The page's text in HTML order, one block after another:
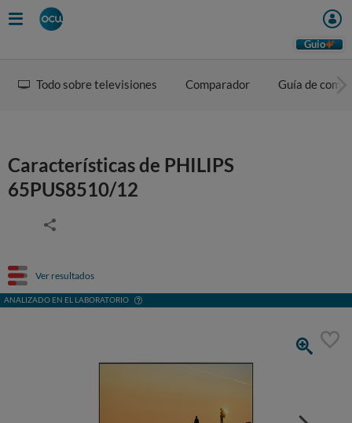
Guio
Todo sobre televisiones Comparador Guía de
Características de PHILIPS
65PUS8510/12
Ver resultados
ANALIZADO EN EL LABORATORIO